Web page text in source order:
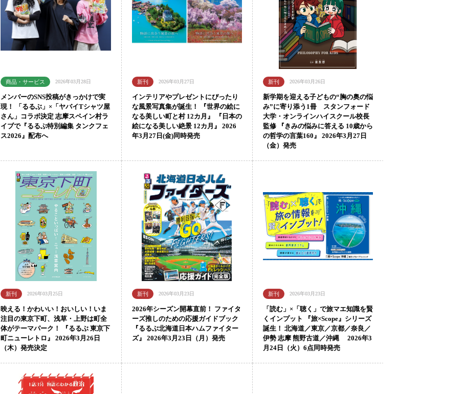
2026年03月28日
メンバーのSNS投稿がきっかけで実
現！ 「るるぶ」×「ヤバイTシャツ屋
さん」コラボ決定 志摩スペイン村ラ
イブで『るるぶ特別編集 タンクフェ
ス2026』配布へ
2026年03月27日
インテリアやプレゼントにぴったり
な風景写真集が誕生！ 『世界の絵に
なる美しい町と村 12カ月』 『日本の
絵になる美しい絶景 12カ月』 2026
年3月27日(金)同時発売
2026年03月26日
新学期を迎える子どもの“胸の奥の悩
み”に寄り添う1冊 スタンフォード
大学・オンラインハイスクール校長
監修 『きみの悩みに答える 10歳から
の哲学の言葉160』 2026年3月27日
（金）発売
2026年03月25日
映える！かわいい！おいしい！いま
注目の東京下町、浅草・上野は町全
体がテーマパーク！ 『るるぶ 東京下
町ニューレトロ』 2026年3月26日
（木）発売決定
2026年03月23日
2026年シーズン開幕直前！ ファイタ
ーズ推しのための応援ガイドブック
『るるぶ北海道日本ハムファイター
ズ』 2026年3月23日（月）発売
2026年03月23日
「読む」×「聴く」で旅マエ知識を賢
くインプット 『旅×Scope』シリーズ
誕生！ 北海道／東京／京都／奈良／
伊勢 志摩 熊野古道／沖縄 2026年3
月24日（火）6点同時発売